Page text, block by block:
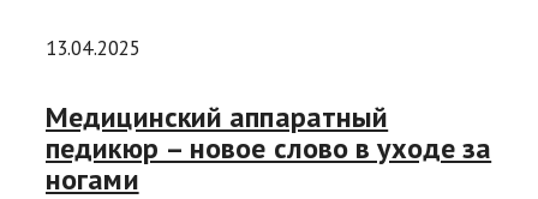
13.04.2025
Медицинский аппаратный
педикюр – новое слово в уходе за
ногами